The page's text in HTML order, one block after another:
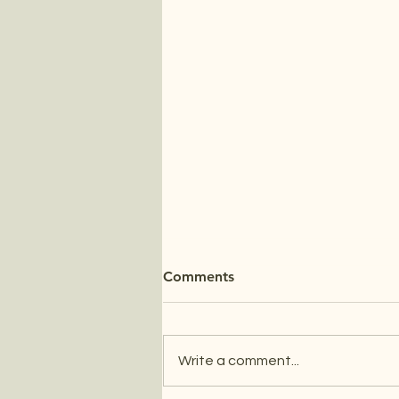
La importancia de la
hemorroides
canal anal y que dependiendo
de la gravedad de las mismas
Comments
Write a comment...